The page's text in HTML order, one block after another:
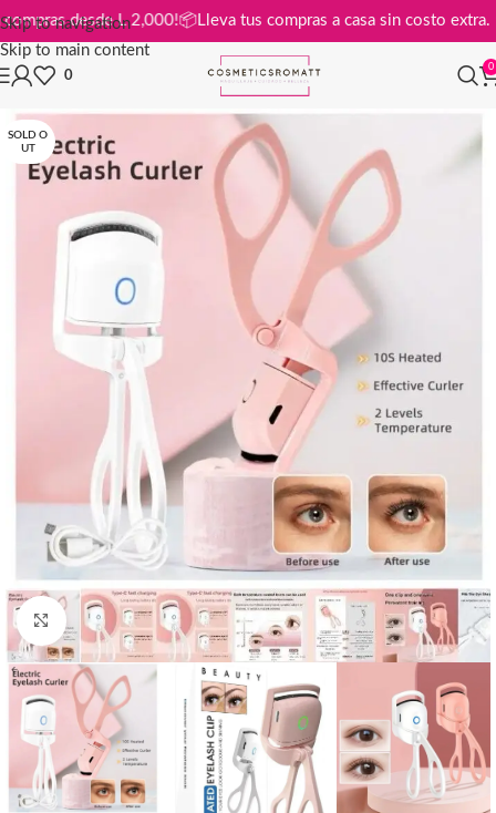
Skip to navigation
Skip to main content
en compras desde L 2,000!📦Lleva tus compras a casa sin costo
0
0
SOLD O
UT
Click to enlarge